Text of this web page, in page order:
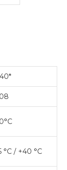
°C / +40 °C